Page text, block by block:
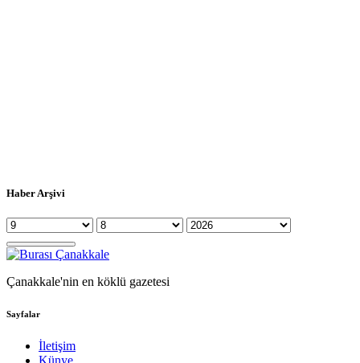
Haber Arşivi
Çanakkale'nin en köklü gazetesi
Sayfalar
İletişim